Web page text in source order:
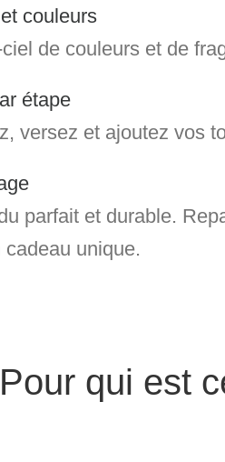
couleurs
de couleurs et de
étape
versez et ajoutez vos
parfait et durable.
unique.
Pour qui est